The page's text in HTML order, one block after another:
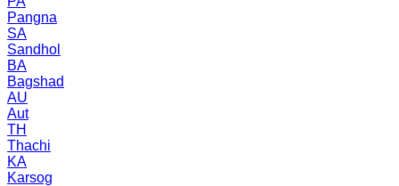
Pangna
SA
Sandhol
BA
Bagshad
AU
Aut
TH
Thachi
KA
Karsog